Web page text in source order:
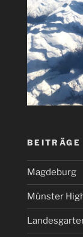
BEITRÄGE
Magdeburg
Münster